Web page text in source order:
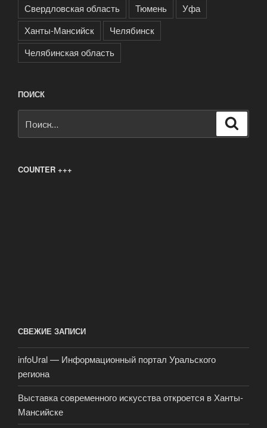
Свердловская область
Тюмень
Уфа
Ханты-Мансийск
Челябинск
Челябинская область
ПОИСК
COUNTER +++
СВЕЖИЕ ЗАПИСИ
infoUral — Информационный портал Уральского
региона
Выставка современного искусства откроется в Ханты-
Мансийске